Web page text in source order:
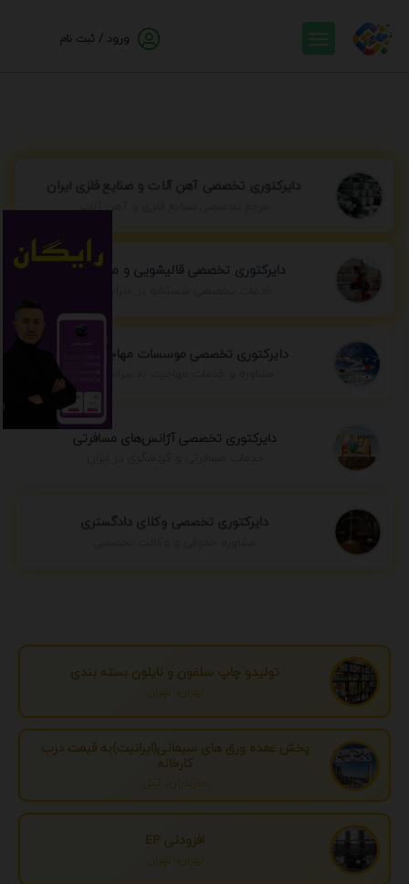
ورود / ثبت نام
دایرکتوری تخصصی آهن آلات و صنایع فلزی ایران
مرجع تخصصی صنایع فلزی و آهن آلات
دایرکتوری تخصصی قالیشویی و مبل شویی
دایرکتوری تخصصی موسسات مهاجرتی ایران
مشاوره و خدمات مهاجرت به سراسر جهان
دایرکتوری تخصصی آژانس‌های مسافرتی
دایرکتوری تخصصی وکلای دادگستری
تولیدو چاپ سلفون و نایلون بسته بندی
تهران، تهران
پخش عمده ورق های سیمانی(ایرانیت)به قیمت درب
کارخانه
مازندران، آمل
افزودنی EP
تهران، تهران